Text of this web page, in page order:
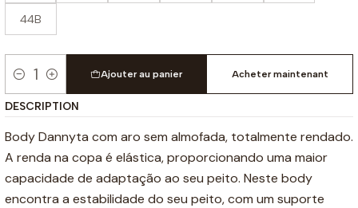
44B
Quantité
Ajouter au panier Acheter maintenant
DESCRIPTION
Body Dannyta com aro sem almofada, totalmente rendado.
A renda na copa é elástica, proporcionando uma maior
capacidade de adaptação ao seu peito. Neste body
encontra a estabilidade do seu peito, com um suporte